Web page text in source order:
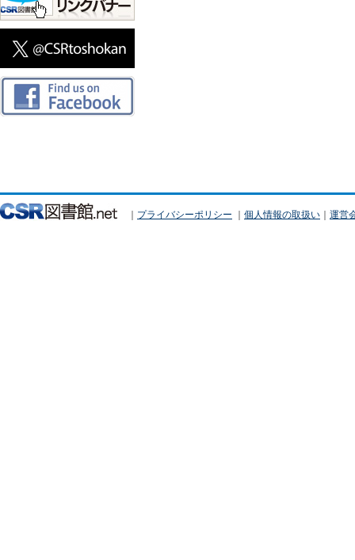
｜ プライバシーポリシー ｜ 個人情報の取扱い ｜ 運営